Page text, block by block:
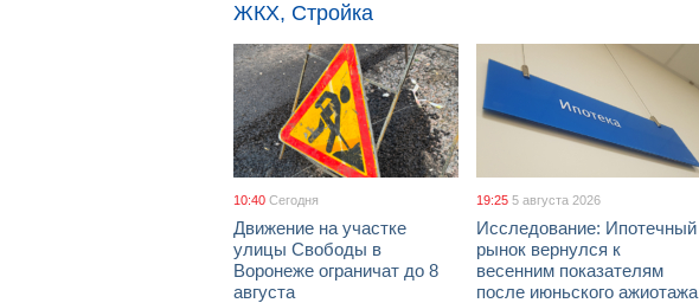
ЖКХ, Стройка
10:40 Сегодня
Движение на участке
улицы Свободы в
Воронеже ограничат до 8
августа
19:25 5 августа 2026
Исследование: Ипотечный
рынок вернулся к
весенним показателям
после июньского ажиотажа